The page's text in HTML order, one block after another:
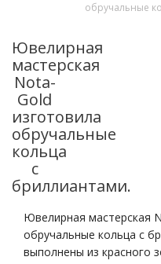
обручальные
Ювелирная
мастерская
Nota-
Gold
изготовила
обручальные
кольца
с
бриллиантами.
Ювелирная мастерская
обручальные кольца с
выполнены из красного